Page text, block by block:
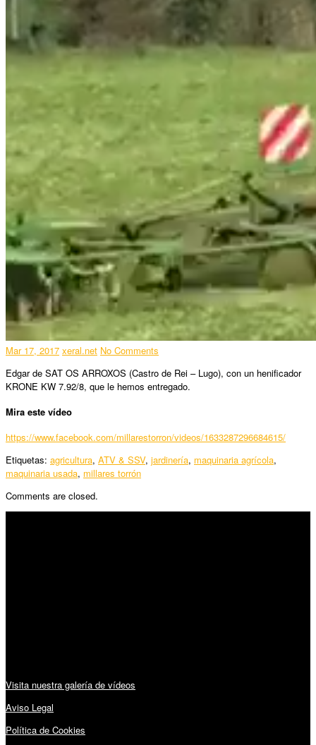
Mar 17, 2017 xeral.net No Comments
Edgar de SAT OS ARROXOS (Castro de Rei – Lugo), con un henificador
KRONE KW 7.92/8, que le hemos entregado.
Mira este vídeo
https://www.facebook.com/millarestorron/videos/1633287296684615/
Etiquetas: agricultura, ATV & SSV, jardinería, maquinaria agrícola,
maquinaria usada, millares torrón
Comments are closed.
Visita nuestra galería de vídeos
Aviso Legal
Política de Cookies